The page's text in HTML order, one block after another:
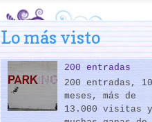
Lo más visto
200 entradas
200 entradas, 10
meses, más de
13.000 visitas y